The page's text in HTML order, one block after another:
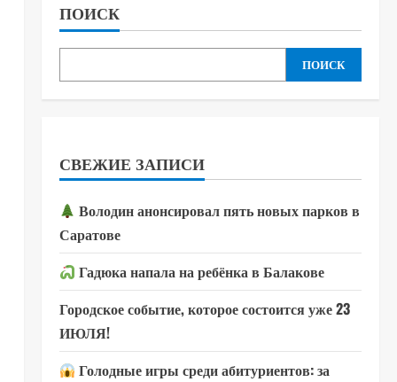
ПОИСК
ПОИСК
СВЕЖИЕ ЗАПИСИ
Володин анонсировал пять новых парков в
Саратове
Гадюка напала на ребёнка в Балакове
Городское событие, которое состоится уже 23
ИЮЛЯ!
Голодные игры среди абитуриентов: за